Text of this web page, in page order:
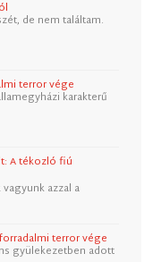
de nem találtam.
terror vége
karakterű
A tékozló fiú
azzal a
terror vége
gyülekezetben adott